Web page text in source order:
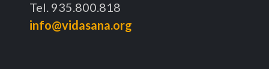
Tel. 935.800.818
info@vidasana.org